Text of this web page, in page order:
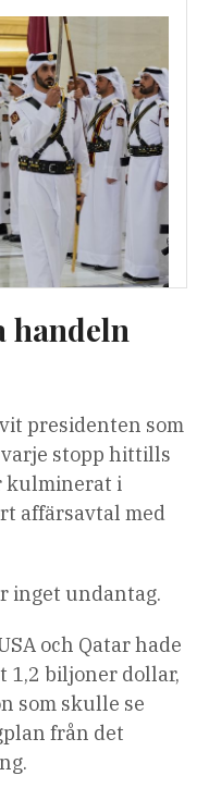
handeln
presidenten som
varje stopp hittills
kulminerat i
affärsavtal med
inget undantag.
och Qatar hade
1,2 biljoner dollar,
som skulle se
från det